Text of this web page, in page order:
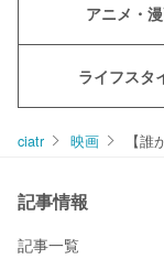
アニメ・
ライフスタ
ciatr 映画 【
記事情報
記事一覧